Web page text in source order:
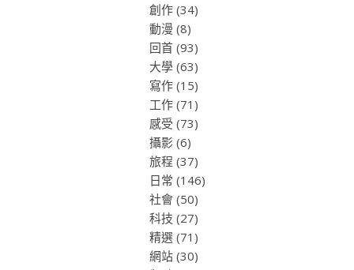
創作(34)
動漫 (8)
回首(93)
大學(63)
寫作(15)
工作(71)
感受 (73)
攝影 (6)
旅程 (37)
日常 (146)
社會(50)
科技 (27)
精選(71)
網站(30)